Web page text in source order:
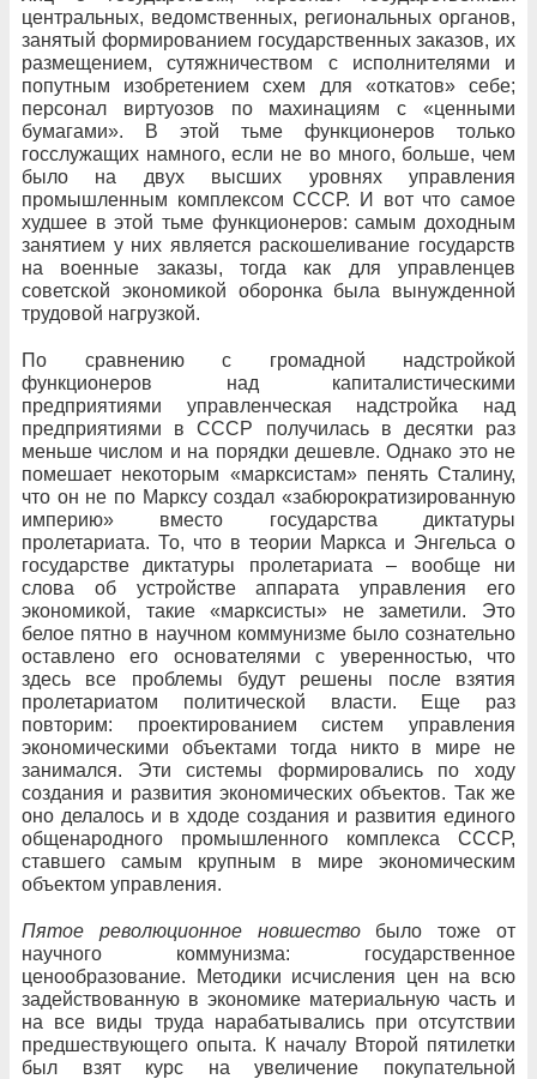
центральных, ведомственных, региональных органов,
занятый формированием государственных заказов, их
размещением, сутяжничеством с исполнителями и
попутным изобретением схем для «откатов» себе;
персонал виртуозов по махинациям с «ценными
бумагами». В этой тьме функционеров только
госслужащих намного, если не во много, больше, чем
было на двух высших уровнях управления
промышленным комплексом СССР. И вот что самое
худшее в этой тьме функционеров: самым доходным
занятием у них является раскошеливание государств
на военные заказы, тогда как для управленцев
советской экономикой оборонка была вынужденной
трудовой нагрузкой.
По сравнению с громадной надстройкой
функционеров над капиталистическими
предприятиями управленческая надстройка над
предприятиями в СССР получилась в десятки раз
меньше числом и на порядки дешевле. Однако это не
помешает некоторым «марксистам» пенять Сталину,
что он не по Марксу создал «забюрократизированную
империю» вместо государства диктатуры
пролетариата. То, что в теории Маркса и Энгельса о
государстве диктатуры пролетариата – вообще ни
слова об устройстве аппарата управления его
экономикой, такие «марксисты» не заметили. Это
белое пятно в научном коммунизме было сознательно
оставлено его основателями с уверенностью, что
здесь все проблемы будут решены после взятия
пролетариатом политической власти. Еще раз
повторим: проектированием систем управления
экономическими объектами тогда никто в мире не
занимался. Эти системы формировались по ходу
создания и развития экономических объектов. Так же
оно делалось и в хдоде создания и развития единого
общенародного промышленного комплекса СССР,
ставшего самым крупным в мире экономическим
объектом управления.
Пятое революционное новшествобыло тоже от
научного коммунизма: государственное
ценообразование. Методики исчисления цен на всю
задействованную в экономике материальную часть и
на все виды труда нарабатывались при отсутствии
предшествующего опыта. К началу Второй пятилетки
был взят курс на увеличение покупательной